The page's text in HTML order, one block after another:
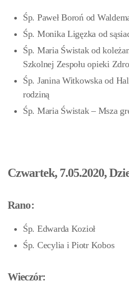
Śp. Paweł Boroń od
Śp. Monika Ligęzka od
Śp. Maria Świstak od
Szkolnej Zespołu opieki
Śp. Janina Witkowska od
rodziną
Śp. Maria Świstak – Msza
Czwartek, 7.05.2020,
Rano:
Śp. Edwarda Kozioł
Śp. Cecylia i Piotr Kobos
Wieczór: